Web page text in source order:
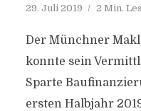
29. Juli 2019 2 Min.
Der Münchner
konnte sein
Sparte
ersten Halbjahr